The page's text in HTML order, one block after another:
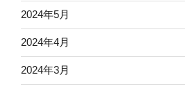
2024年5月
2024年4月
2024年3月